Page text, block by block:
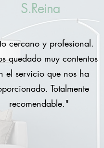
S.Reina
cercano y profesional.
quedado muy contentos
el servicio que nos ha
Totalmente
recomendable."